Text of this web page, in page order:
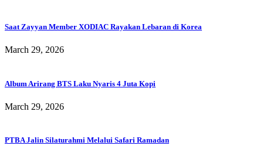
Saat Zayyan Member XODIAC Rayakan Lebaran di Korea
March 29, 2026
Album Arirang BTS Laku Nyaris 4 Juta Kopi
March 29, 2026
PTBA Jalin Silaturahmi Melalui Safari Ramadan